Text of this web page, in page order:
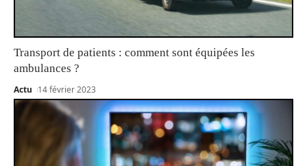
Transport de patients : comment sont équipées les
ambulances ?
Actu 14 février 2023